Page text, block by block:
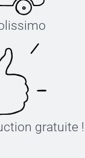
gratuite !